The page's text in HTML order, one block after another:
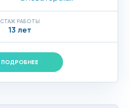
СТАЖ РАБОТЫ
13 лет
ПОДРОБНЕЕ